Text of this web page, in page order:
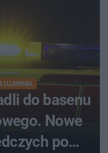
UJAWNIA
do basenu
Nowe
po